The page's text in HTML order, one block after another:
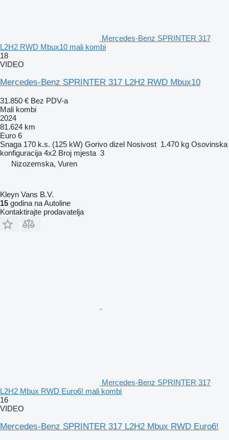
Mercedes-Benz SPRINTER 317
L2H2 RWD Mbux10 mali kombi
18
VIDEO
Mercedes-Benz SPRINTER 317 L2H2 RWD Mbux10
31.850 € Bez PDV-a
Mali kombi
2024
81.624 km
Euro 6
Snaga 170 k.s. (125 kW) Gorivo dizel Nosivost 1.470 kg Osovinska
konfiguracija 4x2 Broj mjesta 3
Nizozemska, Vuren
Kleyn Vans B.V.
15 godina na Autoline
Kontaktirajte prodavatelja
Mercedes-Benz SPRINTER 317
L2H2 Mbux RWD Euro6! mali kombi
16
VIDEO
Mercedes-Benz SPRINTER 317 L2H2 Mbux RWD Euro6!